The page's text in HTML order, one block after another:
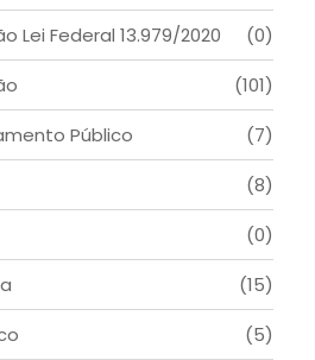
Lei Federal 13.979/2020
(0)
(101)
Público
(7)
(8)
(0)
(15)
(5)